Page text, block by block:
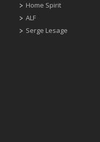
Home Spirit
ALF
Serge Lesage